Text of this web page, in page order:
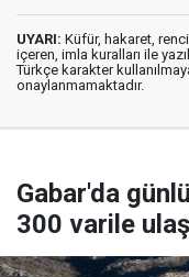
UYARI: Küfür, hakaret,
içeren, imla kuralları ile
Türkçe karakter
onaylanmamaktadır.
Gabar'da
300 varile